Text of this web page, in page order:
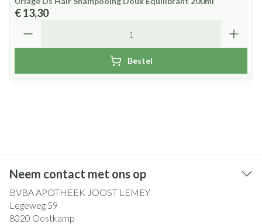
€ 13,30
Bestel
Neem contact met ons op
BVBA APOTHEEK JOOST LEMEY
Legeweg 59
8020 Oostkamp